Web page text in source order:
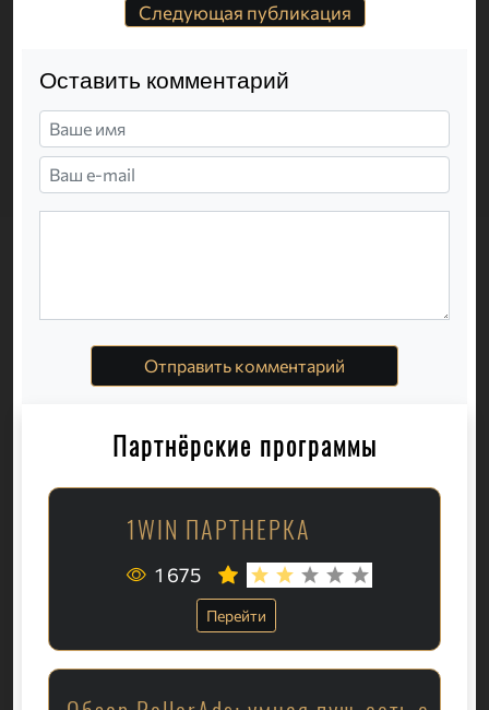
Следующая публикация
Оставить комментарий
Отправить комментарий
Партнёрские программы
1WIN ПАРТНЕРКА
1 675
Перейти